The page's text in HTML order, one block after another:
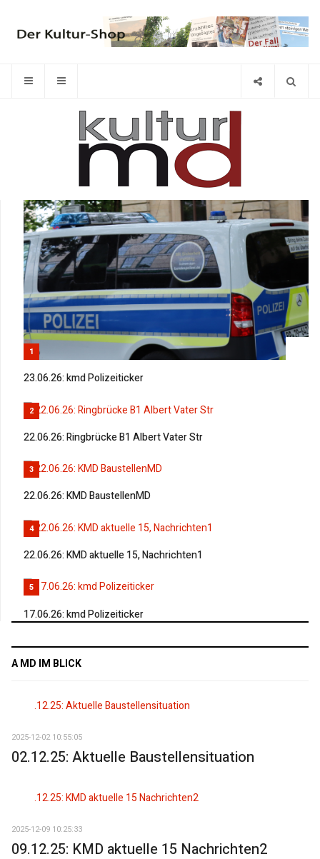
1
23.06.26: kmd Polizeiticker
2
22.06.26: Ringbrücke B1 Albert Vater Str
3
22.06.26: KMD BaustellenMD
4
22.06.26: KMD aktuelle 15, Nachrichten1
5
17.06.26: kmd Polizeiticker
A MD IM BLICK
2025-12-02 10:55:05
02.12.25: Aktuelle Baustellensituation
2025-12-09 10:25:33
09.12.25: KMD aktuelle 15 Nachrichten2